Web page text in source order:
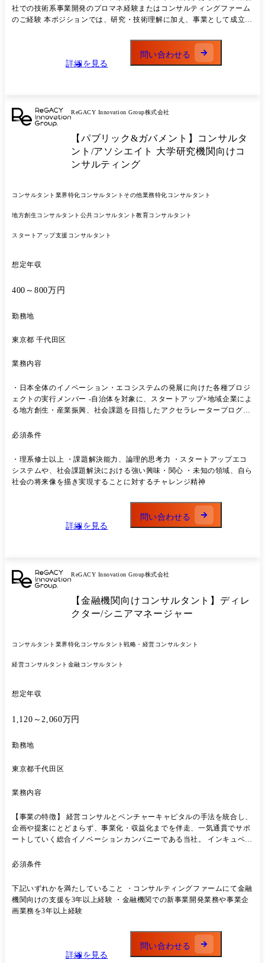
社での技術系事業開発のプロマネ経験またはコンサルティングファーム
のご経験 本ポジションでは、研究・技術理解に加え、事業として成立さ
ック領域のみのご経験の方は対象外としています。
詳細を見る
問い合わせる
ReGACY Innovation Group株式会社
【パブリック&ガバメント】コンサルタ
ント/アソシエイト 大学研究機関向けコ
ンサルティング
コンサルタント 業界特化コンサルタント その他業務特化コンサルタント
地方創生コンサルタント 公共コンサルタント教育コンサルタント
スタートアップ支援コンサルタント
想定年収
400～800万円
勤務地
東京都 千代田区
業務内容
・日本全体のイノベーション・エコシステムの発展に向けた各種プロジ
ェクトの実行メンバー -自治体を対象に、スタートアップ×地域企業によ
る地方創生・産業振興、社会課題を目指したアクセラレータープログラ
支援プロジェクト ・プロジェクトの推進に向けた各種作業(報告資料の
研究シーズの事業化等)に対する、スタートアップや地域企業、大学研究
者等への伴走支援 -各種調査・分析 -有識者へのヒアリング -ミーテイン
グ資料の作成 等
必須条件
・理系修士以上 ・課題解決能力、論理的思考力 ・スタートアップエコ
システムや、社会課題解決における強い興味・関心 ・未知の領域、自ら
社会の将来像を描き実現することに対するチャレンジ精神
詳細を見る
問い合わせる
ReGACY Innovation Group株式会社
【金融機関向けコンサルタント】ディレ
クター/シニアマネージャー
コンサルタント 業界特化コンサルタント戦略・経営コンサルタント
経営コンサルタント 金融コンサルタント
想定年収
1,120～2,060万円
勤務地
東京都千代田区
業務内容
【事業の特徴】 経営コンサルとベンチャーキャピタルの手法を統合し、
企画や提案にとどまらず、事業化・収益化までを伴走、一気通貫でサポ
ートしていく総合イノベーションカンパニーである当社。 インキュベー
ネスコンテスト、スピンアウト、アクセラレータープログラム、M&A
ています。 【業務内容】 ●金融領域の大企業への多様イノベーションプ
ロジェクトの企画・設計、実行推進管理 ●プロジェクトマネジャーとし
てクライアントや社内チーム、外部ベンチャー等を巻き込んだプロジェ
必須条件
下記いずれかを満たしていること ・コンサルティングファームにて金融
機関向けの支援を3年以上経験 ・金融機関での新事業開発業務や事業企
画業務を3年以上経験
詳細を見る
問い合わせる